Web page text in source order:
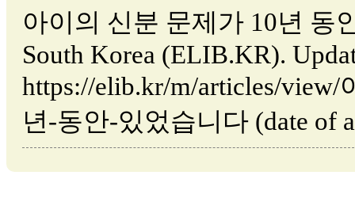
아이의 신분 문제가 10년 동
South Korea (ELIB.KR).
https://elib.kr/m/articles/
년-동안-있었습니다 (date of